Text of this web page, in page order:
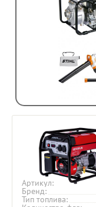
Артикул
Бренд
Тип топлива